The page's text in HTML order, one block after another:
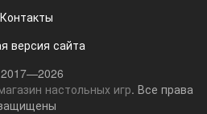
Контакты
версия сайта
настольных игр. Все права